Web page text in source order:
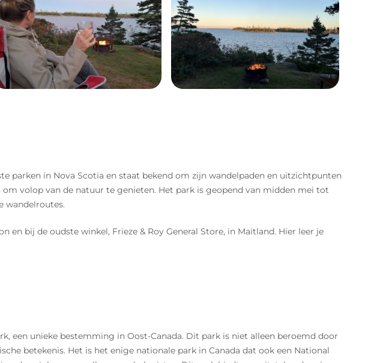
in Nova Scotia en staat bekend om zijn wandelpaden en uitzichtpunten
volop van de natuur te genieten. Het park is geopend van midden mei tot
wandelroutes.
bij de oudste winkel, Frieze & Roy General Store, in Maitland. Hier leer je
een unieke bestemming in Oost-Canada. Dit park is niet alleen beroemd door
betekenis. Het is het enige nationale park in Canada dat ook een National